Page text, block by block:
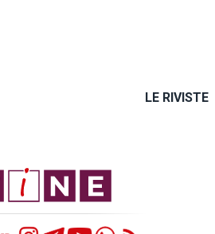
LE RIVISTE